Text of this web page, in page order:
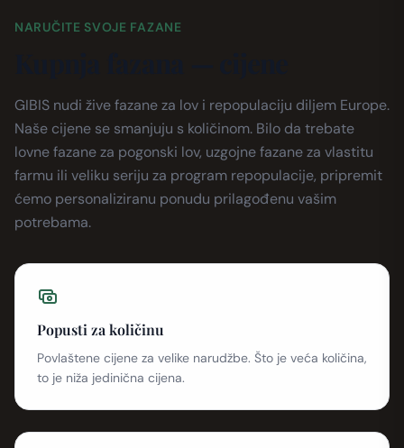
NARUČITE SVOJE FAZANE
GIBIS nudi žive fazane za lov i repopulaciju diljem Europe.
Naše cijene se smanjuju s količinom. Bilo da trebate
lovne fazane za pogonski lov, uzgojne fazane za vlastitu
farmu ili veliku seriju za program repopulacije, pripremit
ćemo personaliziranu ponudu prilagođenu vašim
potrebama.
Popusti za količinu
Povlaštene cijene za velike narudžbe. Što je veća količina,
to je niža jedinična cijena.